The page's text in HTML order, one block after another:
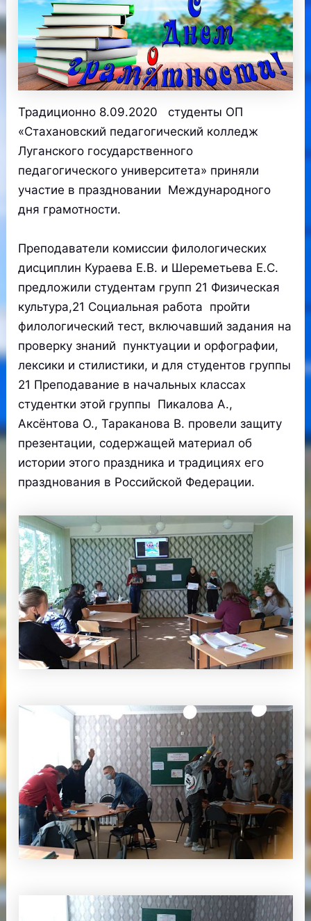
Традиционно 8.09.2020 студенты ОП
«Стахановский педагогический колледж
Луганского государственного
педагогического университета» приняли
участие в праздновании Международного
дня грамотности.
Преподаватели комиссии филологических
дисциплин Кураева Е.В. и Шереметьева Е.С.
предложили студентам групп 21 Физическая
культура,21 Социальная работа пройти
филологический тест, включавший задания на
проверку знаний пунктуации и орфографии,
лексики и стилистики, и для студентов группы
21 Преподавание в начальных классах
студентки этой группы Пикалова А.,
Аксёнтова О., Тараканова В. провели защиту
презентации, содержащей материал об
истории этого праздника и традициях его
празднования в Российской Федерации.